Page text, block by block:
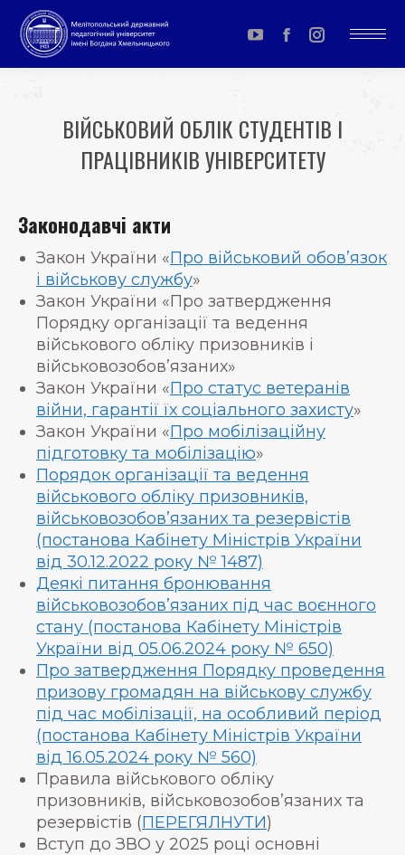
YouTube
page
in
new
Facebook
page
in
new
Instagram
page
in
new
ВІЙСЬКОВИЙ ОБЛІК СТУДЕНТІВ І
ПРАЦІВНИКІВ УНІВЕРСИТЕТУ
Законодавчі акти
Закон України «Про військовий обов’язок
і військову службу»
Закон України «Про затвердження
Порядку організації та ведення
військового обліку призовників і
військовозобов’язаних»
Закон України «Про статус ветеранів
війни, гарантії їх соціального захисту»
Закон України «Про мобілізаційну
підготовку та мобілізацію»
Порядок організації та ведення
військового обліку призовників,
військовозобов’язаних та резервістів
(постанова Кабінету Міністрів України
від 30.12.2022 року № 1487)
Деякі питання бронювання
військовозобов’язаних під час воєнного
стану (постанова Кабінету Міністрів
України від 05.06.2024 року № 650)
Про затвердження Порядку проведення
призову громадян на військову службу
під час мобілізації, на особливий період
(постанова Кабінету Міністрів України
від 16.05.2024 року № 560)
Правила військового обліку
призовників, військовозобов’язаних та
резервістів (ПЕРЕГЯЛНУТИ)
Вступ до ЗВО у 2025 році основні